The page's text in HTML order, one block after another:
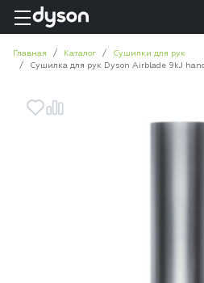
Главная Каталог
Сушилки для рук
Сушилка для рук Dyson Airblade 9kJ